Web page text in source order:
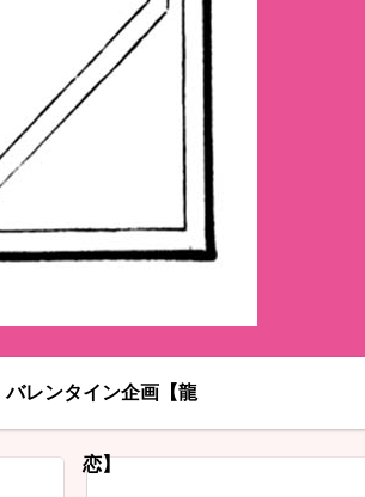
バレンタイン企画【龍
恋】